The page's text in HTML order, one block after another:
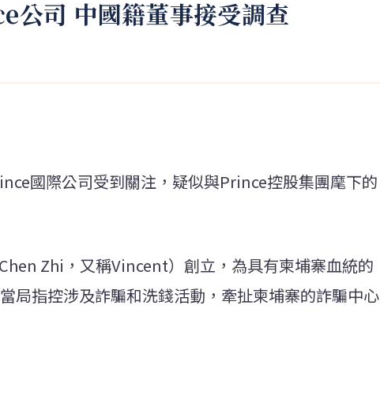
司 中國籍董事接受調查
國際公司受到關注，疑似與Prince控股集團麾下的
Zhi，又稱Vincent）創立，為具有柬埔寨血統的
局指控涉及詐騙和洗錢活動，牽扯柬埔寨的詐騙中心